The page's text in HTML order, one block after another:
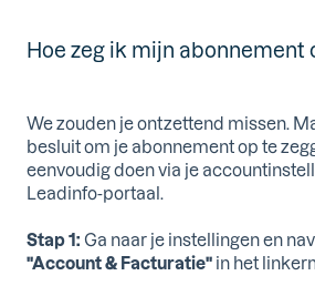
Hoe zeg ik mijn abonnement
We zouden je ontzettend missen.
besluit om je abonnement op te
eenvoudig doen via je
Leadinfo-portaal.
Stap 1: Ga naar je instellingen en
"Account & Facturatie" in het